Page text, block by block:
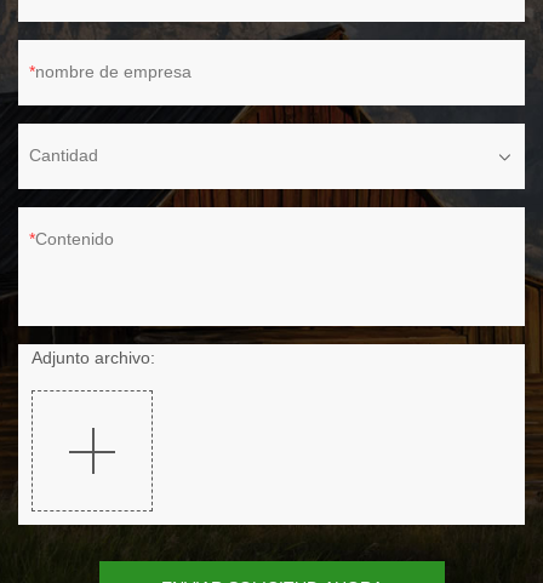
nombre de empresa
Cantidad
Contenido
Adjunto archivo: